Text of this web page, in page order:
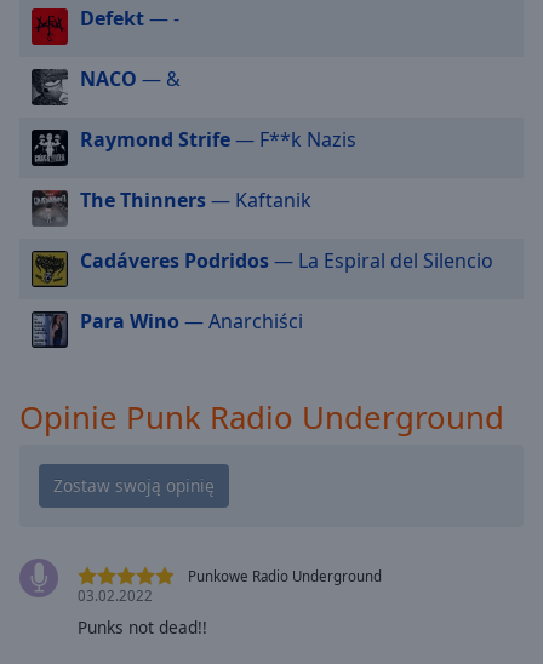
dialog
window.
Escape
cancel
and
close
window.
Text
Color
Opacity
Background
Opacity
Defekt— -
NACO — &
Raymond Strife— F**k Nazis
The Thinners— Kaftanik
Cadáveres Podridos— La Espiral del Silencio
Para Wino — Anarchiści
Opinie Punk Radio Underground
Punkowe Radio Underground
03.02.2022
Punks not dead!!